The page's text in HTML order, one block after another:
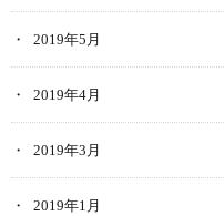
2019年5月
2019年4月
2019年3月
2019年1月